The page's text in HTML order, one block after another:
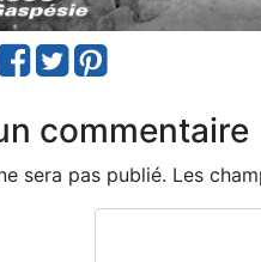
commentaire
sera pas publié. Les